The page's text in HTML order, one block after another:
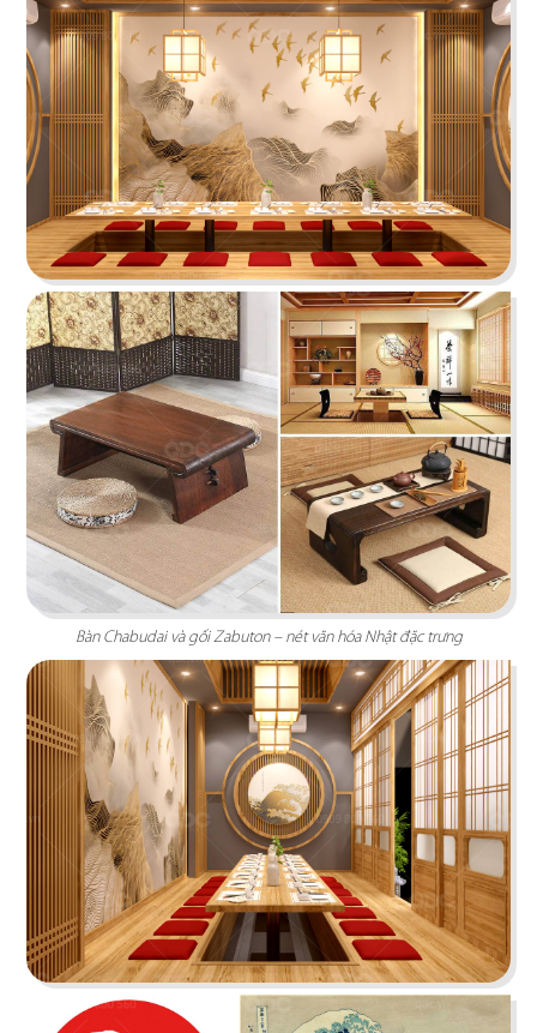
Chi tiết
KOI THÉ
QDC rất hân hạnh khi được đồng hành cùng chủ
đầu tư cho dự án tổng thầu thi công chi nhánh
KOI Thé đầu tiên tại Biên Hòa, Đồng Nai.
Chi tiết
CHEESE COFFEE
Thiết kế mang phong cách của một mùa hè xinh
đẹp và rực rỡ với các chi tiết tone màu vàng
sáng tươi tắn cùng các hình ảnh sống động
Bàn Chabudai và gối Zabuton – nét văn hóa Nhật đặc trưng